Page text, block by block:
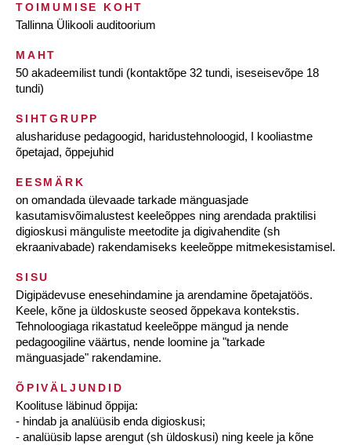
TOIMUMISE KOHT
Tallinna Ülikooli auditoorium
MAHT
50 akadeemilist tundi (kontaktõpe 32 tundi, iseseisevõpe 18
tundi)
SIHTGRUPP
alushariduse pedagoogid, haridustehnoloogid, I kooliastme
õpetajad, õppejuhid
EESMÄRK
on omandada ülevaade tarkade mänguasjade
kasutamisvõimalustest keeleõppes ning arendada praktilisi
digioskusi mänguliste meetodite ja digivahendite (sh
ekraanivabade) rakendamiseks keeleõppe mitmekesistamisel.
SISU
Digipädevuse enesehindamine ja arendamine õpetajatöös.
Keele, kõne ja üldoskuste seosed õppekava kontekstis.
Tehnoloogiaga rikastatud keeleõppe mängud ja nende
pedagoogiline väärtus, nende loomine ja "tarkade
mänguasjade" rakendamine.
ÕPIVÄLJUNDID
Koolituse läbinud õppija:
- hindab ja analüüsib enda digioskusi;
- analüüsib lapse arengut (sh üldoskusi) ning keele ja kõne